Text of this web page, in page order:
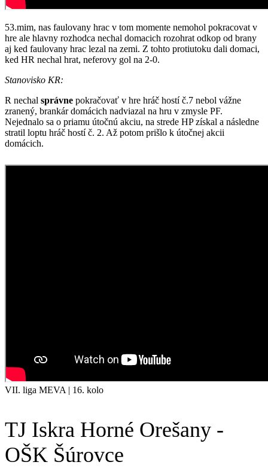
53.mim, nas faulovany hrac v tom momente nemohol pokracovat v
hre ale hlavny rozhodca nechal domacich rozohrat odkop od brany
aj ked faulovany hrac lezal na zemi. Z tohto protiutoku dali domaci,
ked HR nechal hrat, neferovy gol na 2-0.
Stanovisko KR:
R nechal správne pokračovať v hre hráč hostí č.7 nebol vážne
zranený, brankár domácich nadviazal na hru v zmysle PF.
Nejednalo sa o priamu útočnú akciu, na strede HP získal a následne
stratil loptu hráč hostí č. 2. Až potom prišlo k útočnej akcii
domácich.
VII. liga MEVA | 16. kolo
TJ Iskra Horné Orešany -
OŠK Šúrovce